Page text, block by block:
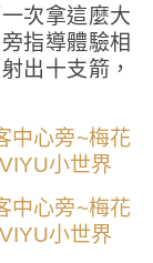
次拿這麼大
指導體驗相
出十支箭，